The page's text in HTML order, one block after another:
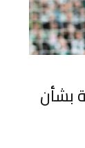
بشأن